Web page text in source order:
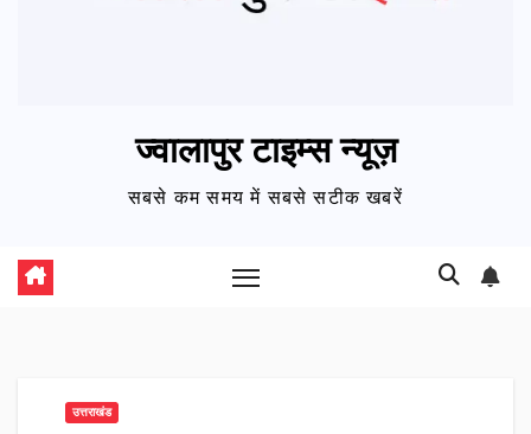
ज्वालापुर टाइम्स न्यूज़
सबसे कम समय में सबसे सटीक खबरें
उत्तराखंड